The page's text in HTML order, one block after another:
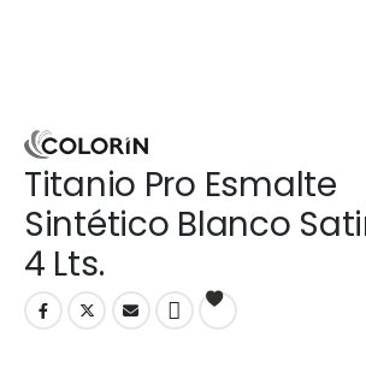
Titanio Pro Esmalte
Sintético Blanco
4 Lts.